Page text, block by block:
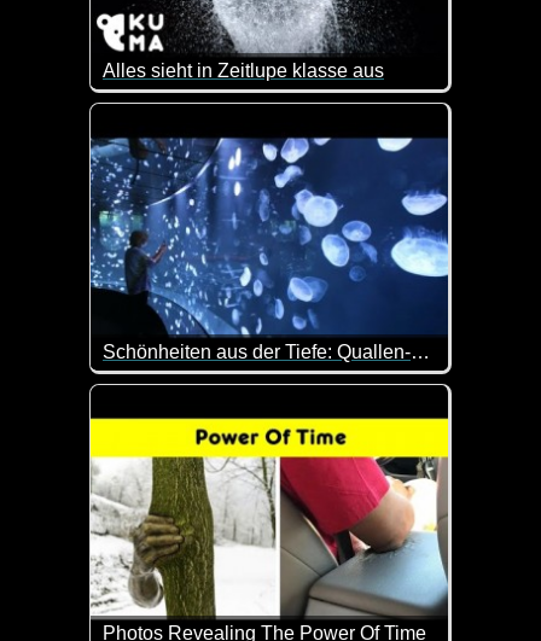
Alles sieht in Zeitlupe klasse aus
Wenn das kein eindrucksvolles Video ist. Die
Schönheiten aus der Tiefe: Quallen-Schau in Tokio
Begegnen möchte man ihnen beim Bade nicht,
Photos Revealing The Power Of Time